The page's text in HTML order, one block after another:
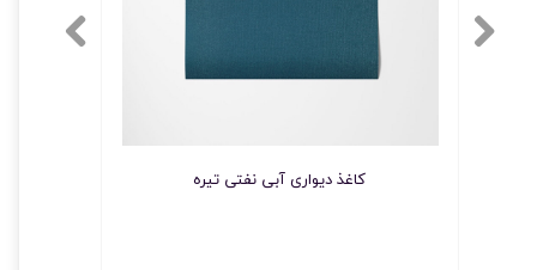
کاغذ دیواری آبی نفتی تیره